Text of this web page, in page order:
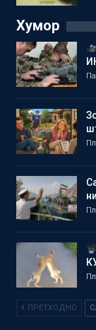
Хумор
ПРЕТХОДНО